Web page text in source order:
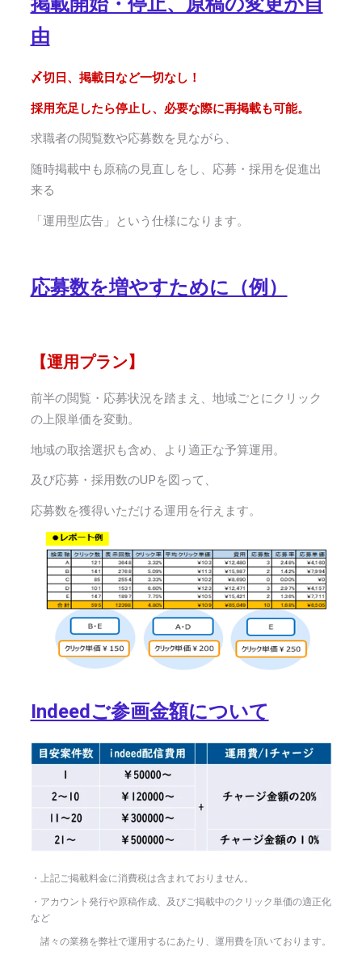
由
〆切日、掲載日など一切なし！
採用充足したら停止し、必要な際に再掲載も可能。
求職者の閲覧数や応募数を見ながら、
随時掲載中も原稿の見直しをし、応募・採用を促進出
来る
「運用型広告」という仕様になります。
応募数を増やすために（例）
【運用プラン】
前半の閲覧・応募状況を踏まえ、地域ごとにクリック
の上限単価を変動。
地域の取捨選択も含め、より適正な予算運用。
及び応募・採用数のUPを図って、
応募数を獲得いただける運用を行えます。
Indeedご参画金額について
・上記ご掲載料金に消費税は含まれておりません。
・アカウント発行や原稿作成、及びご掲載中のクリック単価の適正化
など
諸々の業務を弊社で運用するにあたり、運用費を頂いております。